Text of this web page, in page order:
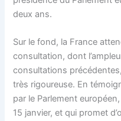
deux ans.
Sur le fond, la France
consultation, dont
consultations
très rigoureuse. En
par le Parlement
15 janvier, et qui promet